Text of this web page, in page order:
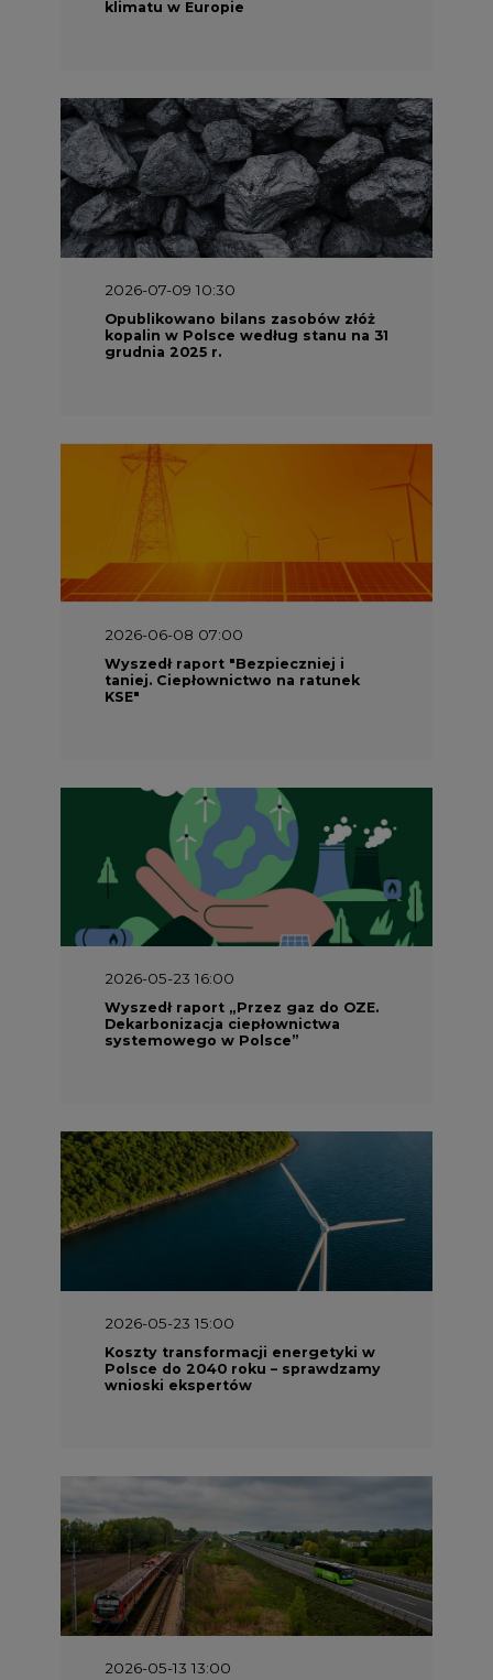
klimatu w Europie
2026-07-09 10:30
Opublikowano bilans zasobów złóż
kopalin w Polsce według stanu na 31
grudnia 2025 r.
2026-06-08 07:00
Wyszedł raport "Bezpieczniej i
taniej. Ciepłownictwo na ratunek
KSE"
2026-05-23 16:00
Wyszedł raport „Przez gaz do OZE.
Dekarbonizacja ciepłownictwa
systemowego w Polsce”
2026-05-23 15:00
Koszty transformacji energetyki w
Polsce do 2040 roku – sprawdzamy
wnioski ekspertów
2026-05-13 13:00